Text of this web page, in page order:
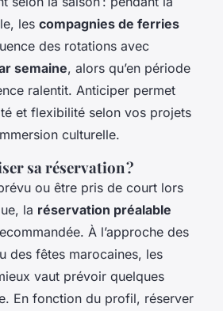
les compagnies de ferries
des rotations avec
semaine, alors qu’en période
ralentit. Anticiper permet
et flexibilité selon vos projets
culturelle.
sa réservation ?
ou être pris de court lors
la réservation préalable
À l’approche des
des fêtes marocaines, les
vaut prévoir quelques
En fonction du profil, réserver